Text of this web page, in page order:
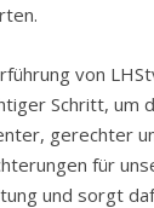
von
Schritt, um
gerechter
für
und sorgt